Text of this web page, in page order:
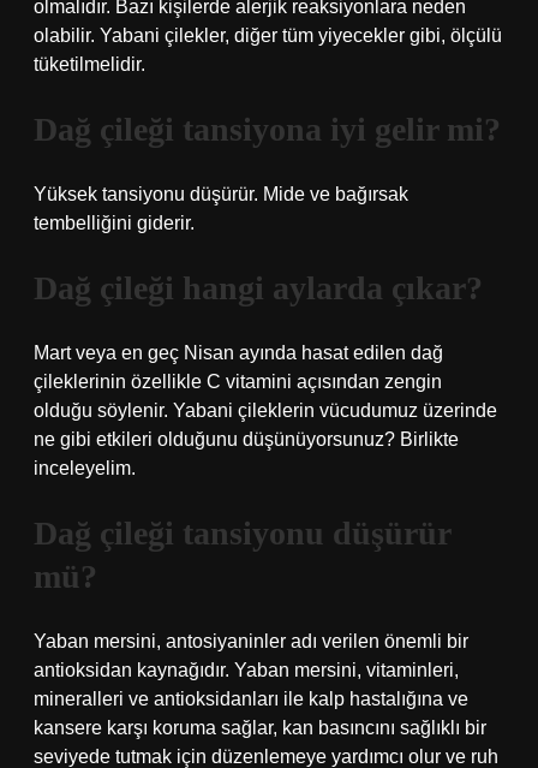
olmalıdır. Bazı kişilerde alerjik reaksiyonlara neden
olabilir. Yabani çilekler, diğer tüm yiyecekler gibi, ölçülü
tüketilmelidir.
Dağ çileği tansiyona iyi gelir mi?
Yüksek tansiyonu düşürür. Mide ve bağırsak
tembelliğini giderir.
Dağ çileği hangi aylarda çıkar?
Mart veya en geç Nisan ayında hasat edilen dağ
çileklerinin özellikle C vitamini açısından zengin
olduğu söylenir. Yabani çileklerin vücudumuz üzerinde
ne gibi etkileri olduğunu düşünüyorsunuz? Birlikte
inceleyelim.
Dağ çileği tansiyonu düşürür
mü?
Yaban mersini, antosiyaninler adı verilen önemli bir
antioksidan kaynağıdır. Yaban mersini, vitaminleri,
mineralleri ve antioksidanları ile kalp hastalığına ve
kansere karşı koruma sağlar, kan basıncını sağlıklı bir
seviyede tutmak için düzenlemeye yardımcı olur ve ruh